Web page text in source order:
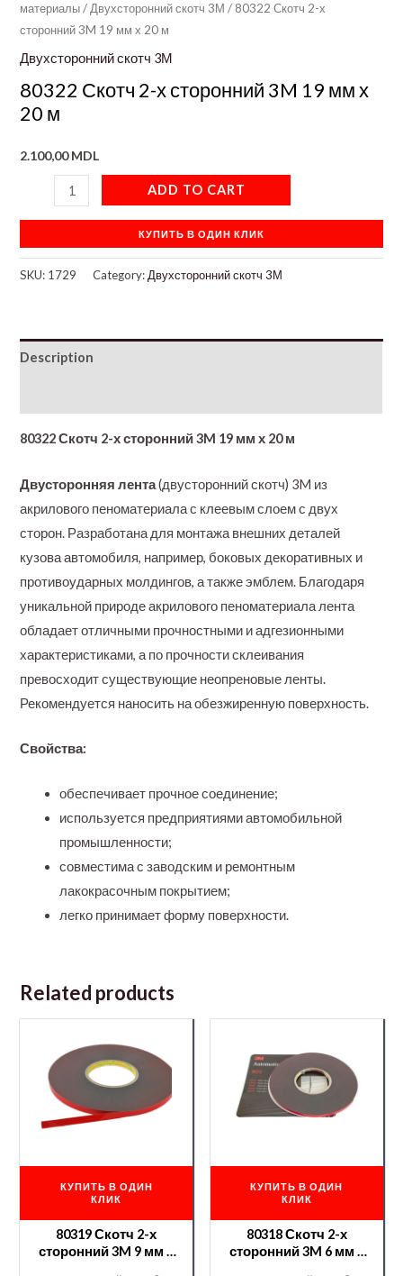
материалы/ Двухсторонний скотч 3М / 80322 Скотч 2-х
сторонний 3M 19 мм х 20 м
Двухсторонний скотч 3М
80322 Скотч 2-х сторонний 3M 19 мм х
20 м
2.100,00MDL
ADD TO CART
КУПИТЬ В ОДИН КЛИК
SKU: 1729 Category:Двухсторонний скотч 3М
Description
80322 Скотч 2-х сторонний 3M 19 мм х 20 м
Двусторонняя лента(двусторонний скотч) 3M из
акрилового пеноматериала с клеевым слоем с двух
сторон. Разработана для монтажа внешних деталей
кузова автомобиля, например, боковых декоративных и
противоударных молдингов, а также эмблем. Благодаря
уникальной природе акрилового пеноматериала лента
обладает отличными прочностными и адгезионными
характеристиками, а по прочности склеивания
превосходит существующие неопреновые ленты.
Рекомендуется наносить на обезжиренную поверхность.
Свойства:
обеспечивает прочное соединение;
используется предприятиями автомобильной
промышленности;
совместима с заводским и ремонтным
лакокрасочным покрытием;
легко принимает форму поверхности.
Related products
КУПИТЬ В ОДИН
КЛИК
80319 Скотч 2-х
сторонний 3M 9 мм х
КУПИТЬ В ОДИН
КЛИК
80318 Скотч 2-х
сторонний 3M 6 мм х